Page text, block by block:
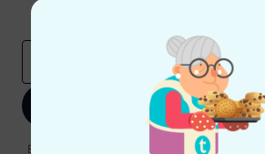
S'inscrire
En cliquant sur "S'inscrire maintenant", vous